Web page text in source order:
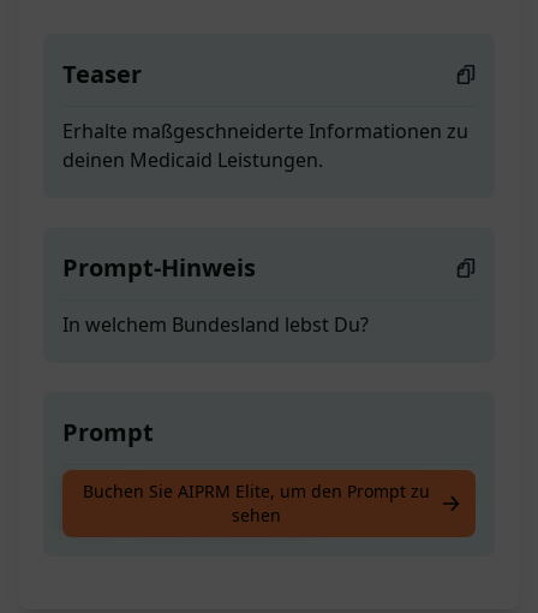
Teaser
Erhalte maßgeschneiderte Informationen zu
deinen Medicaid Leistungen.
Prompt-Hinweis
In welchem Bundesland lebst Du?
Prompt
Erhalte maßgeschneiderte Informationen zu
deinen Medicaid Leistungen.
Buchen Sie AIPRM Elite, um den Prompt zu
sehen